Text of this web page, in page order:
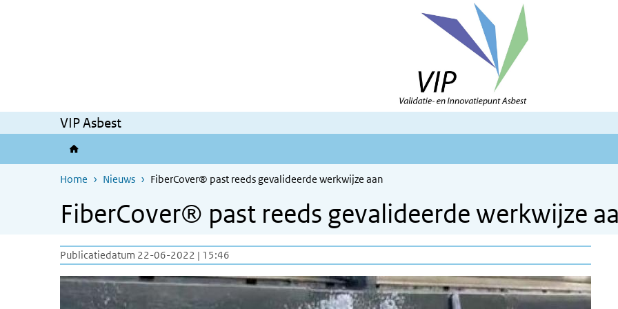
VIP Asbest
Home Nieuws FiberCover® past reeds gevalideerde werkwijze aan
FiberCover® past reeds gevalideerde werkwijze
Publicatiedatum 22-06-2022 | 15:46